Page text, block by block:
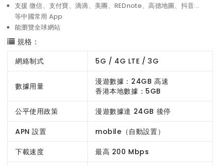
支援 微信、支付寶、滴滴、美團、REDnote、高德地圖、抖音...
等中國常用 App
能瀏覽全球網站
規格：
網絡制式 5G / 4G LTE / 3G
數據用量
漫遊數據：24GB 高速
香港本地數據：5GB
公平使用政策 漫遊數據達 24GB 後停
APN 設置 mobile（自動設置）
下載速度 最高 200 Mbps